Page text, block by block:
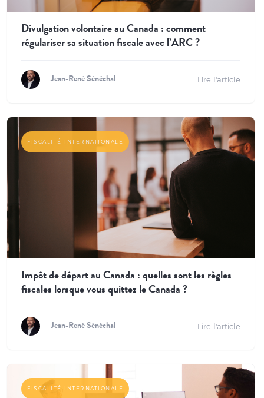
Divulgation volontaire au Canada : comment
régulariser sa situation fiscale avec l’ARC ?
Jean-René Sénéchal Lire l'article
FISCALITÉ INTERNATIONALE
Impôt de départ au Canada : quelles sont les règles
fiscales lorsque vous quittez le Canada ?
Jean-René Sénéchal Lire l'article
FISCALITÉ INTERNATIONALE